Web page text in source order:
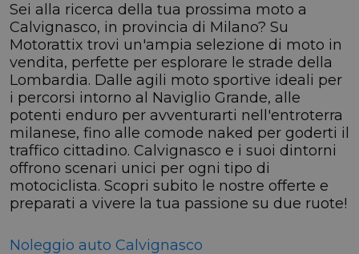
Sei alla ricerca della tua prossima moto a
Calvignasco, in provincia di Milano? Su
Motorattix trovi un'ampia selezione di moto in
vendita, perfette per esplorare le strade della
Lombardia. Dalle agili moto sportive ideali per
i percorsi intorno al Naviglio Grande, alle
potenti enduro per avventurarti nell'entroterra
milanese, fino alle comode naked per goderti il
traffico cittadino. Calvignasco e i suoi dintorni
offrono scenari unici per ogni tipo di
motociclista. Scopri subito le nostre offerte e
preparati a vivere la tua passione su due ruote!
Noleggio auto Calvignasco